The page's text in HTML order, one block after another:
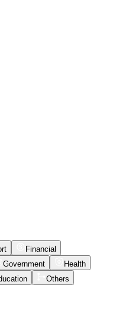
Financial
Government
Health
Others